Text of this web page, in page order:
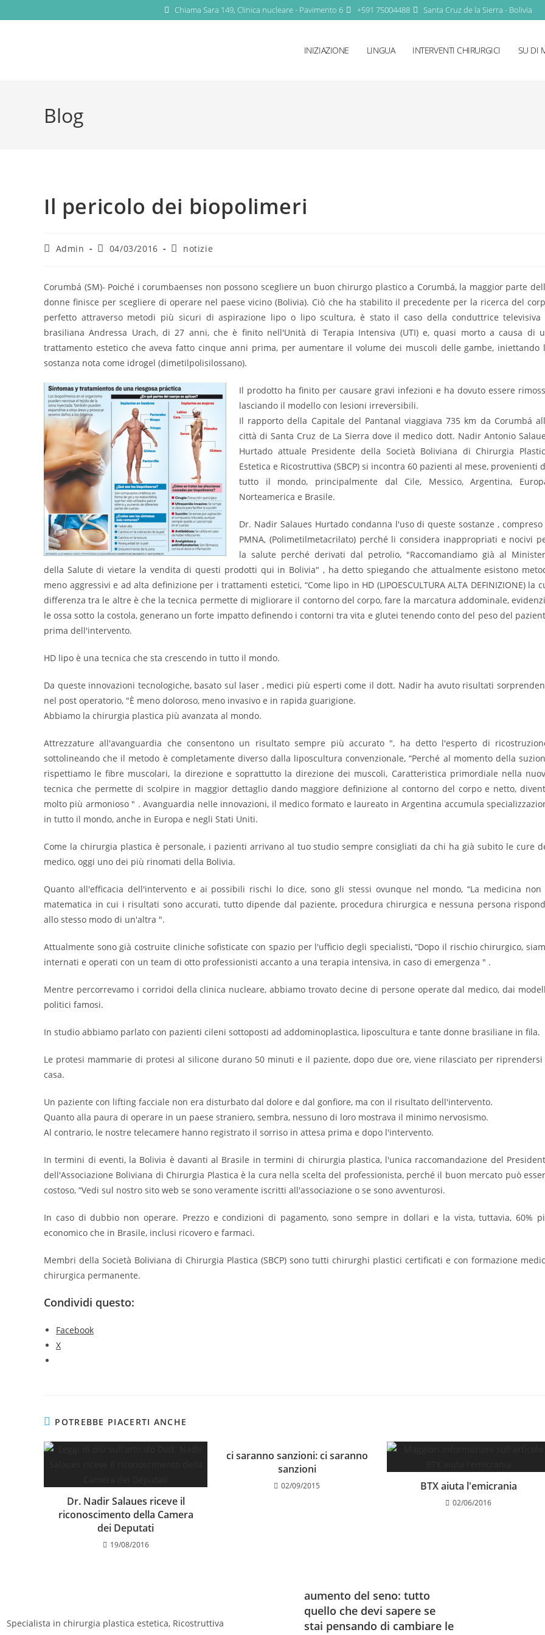
Chiama Sara 149, Clinica nucleare - Pavimento 6 +591 75004488 Santa Cruz de la Sierra - Bolivia
INIZIAZIONE LINGUA INTERVENTI CHIRURGICI SU DI
Blog
Il pericolo dei biopolimeri
Admin 04/03/2016 notizie
Corumbá (SM)- Poiché i corumbaenses non possono scegliere un buon chirurgo plastico a Corumbá, la maggior parte
donne finisce per scegliere di operare nel paese vicino (Bolivia). Ciò che ha stabilito il precedente per la ricerca del
perfetto attraverso metodi più sicuri di aspirazione lipo o lipo scultura, è stato il caso della conduttrice televisiva
brasiliana Andressa Urach, di 27 anni, che è finito nell'Unità di Terapia Intensiva (UTI) e, quasi morto a causa di
trattamento estetico che aveva fatto cinque anni prima, per aumentare il volume dei muscoli delle gambe, iniettando
sostanza nota come idrogel (dimetilpolisilossano).
Il prodotto ha finito per causare gravi infezioni e ha dovuto essere
lasciando il modello con lesioni irreversibili.
Il rapporto della Capitale del Pantanal viaggiava 735 km da Corumbá
città di Santa Cruz de La Sierra dove il medico dott. Nadir Antonio
Hurtado attuale Presidente della Società Boliviana di Chirurgia
Estetica e Ricostruttiva (SBCP) si incontra 60 pazienti al mese, provenienti
tutto il mondo, principalmente dal Cile, Messico, Argentina,
Norteamerica e Brasile.
Dr. Nadir Salaues Hurtado condanna l'uso di queste sostanze ,
PMNA, (Polimetilmetacrilato) perché li considera inappropriati e nocivi
la salute perché derivati ​​dal petrolio, "Raccomandiamo già al
della Salute di vietare la vendita di questi prodotti qui in Bolivia" , ha detto spiegando che attualmente esistono
meno aggressivi e ad alta definizione per i trattamenti estetici, “Come lipo in HD (LIPOESCULTURA ALTA DEFINIZIONE) la
differenza tra le altre è che la tecnica permette di migliorare il contorno del corpo, fare la marcatura addominale,
le ossa sotto la costola, generano un forte impatto definendo i contorni tra vita e glutei tenendo conto del peso del
prima dell'intervento.
HD lipo è una tecnica che sta crescendo in tutto il mondo.
Da queste innovazioni tecnologiche, basato sul laser , medici più esperti come il dott. Nadir ha avuto risultati
nel post operatorio, "È meno doloroso, meno invasivo e in rapida guarigione.
Abbiamo la chirurgia plastica più avanzata al mondo.
Attrezzature all'avanguardia che consentono un risultato sempre più accurato ", ha detto l'esperto di
sottolineando che il metodo è completamente diverso dalla liposcultura convenzionale, “Perché al momento della
rispettiamo le fibre muscolari, la direzione e soprattutto la direzione dei muscoli, Caratteristica primordiale nella
tecnica che permette di scolpire in maggior dettaglio dando maggiore definizione al contorno del corpo e netto,
molto più armonioso " . Avanguardia nelle innovazioni, il medico formato e laureato in Argentina accumula
in tutto il mondo, anche in Europa e negli Stati Uniti.
Come la chirurgia plastica è personale, i pazienti arrivano al tuo studio sempre consigliati da chi ha già subito le cure
medico, oggi uno dei più rinomati della Bolivia.
Quanto all'efficacia dell'intervento e ai possibili rischi lo dice, sono gli stessi ovunque nel mondo, “La medicina non
matematica in cui i risultati sono accurati, tutto dipende dal paziente, procedura chirurgica e nessuna persona
allo stesso modo di un'altra ".
Attualmente sono già costruite cliniche sofisticate con spazio per l'ufficio degli specialisti, “Dopo il rischio chirurgico,
internati e operati con un team di otto professionisti accanto a una terapia intensiva, in caso di emergenza " .
Mentre percorrevamo i corridoi della clinica nucleare, abbiamo trovato decine di persone operate dal medico, dai
politici famosi.
In studio abbiamo parlato con pazienti cileni sottoposti ad addominoplastica, liposcultura e tante donne brasiliane in fila.
Le protesi mammarie di protesi al silicone durano 50 minuti e il paziente, dopo due ore, viene rilasciato per riprendersi
casa.
Un paziente con lifting facciale non era disturbato dal dolore e dal gonfiore, ma con il risultato dell'intervento.
Quanto alla paura di operare in un paese straniero, sembra, nessuno di loro mostrava il minimo nervosismo.
Al contrario, le nostre telecamere hanno registrato il sorriso in attesa prima e dopo l'intervento.
In termini di eventi, la Bolivia è davanti al Brasile in termini di chirurgia plastica, l'unica raccomandazione del
dell'Associazione Boliviana di Chirurgia Plastica è la cura nella scelta del professionista, perché il buon mercato può
costoso, “Vedi sul nostro sito web se sono veramente iscritti all'associazione o se sono avventurosi.
In caso di dubbio non operare. Prezzo e condizioni di pagamento, sono sempre in dollari e la vista, tuttavia, 60%
economico che in Brasile, inclusi ricovero e farmaci.
Membri della Società Boliviana di Chirurgia Plastica (SBCP) sono tutti chirurghi plastici certificati e con formazione
chirurgica permanente.
Condividi questo:
Facebook
X
POTREBBE PIACERTI ANCHE
Dr. Nadir Salaues riceve il
riconoscimento della Camera
dei Deputati
19/08/2016
ci saranno sanzioni: ci saranno
sanzioni
02/09/2015 BTX aiuta l'emicrania
02/06/2016
Specialista in chirurgia plastica estetica, Ricostruttiva
aumento del seno: tutto
quello che devi sapere se
stai pensando di cambiare le